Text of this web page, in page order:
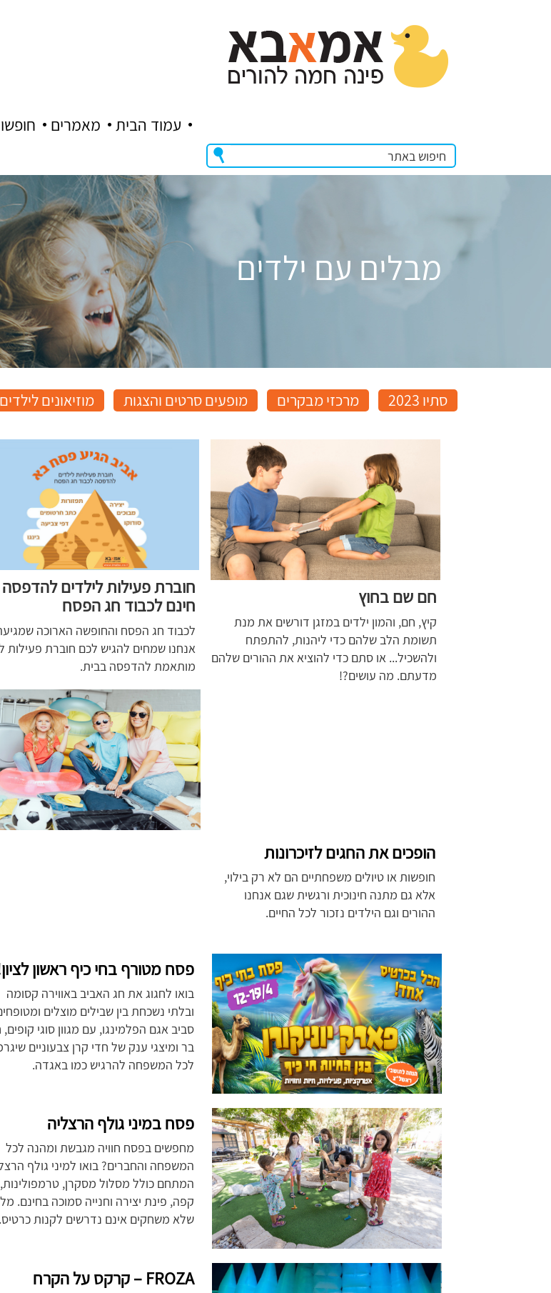
מאמרים עמוד הבית
מבלים עם ילדים
סתיו 2023 מרכזי מבקרים מופעים סרטים והצגות מוזיאונים לילדים
חם שם בחוץ
קיץ, חם, והמון ילדים במזגן דורשים את מנת
תשומת הלב שלהם כדי ליהנות, להתפתח
ולהשכיל... או סתם כדי להוציא את ההורים שלהם
מדעתם. מה עושים?!
חוברת פעילות לילדים להדפסה
חינם לכבוד חג הפסח
לכבוד חג הפסח והחופשה הארוכה
אנחנו שמחים להגיש לכם חוברת פעילות
מותאמת להדפסה בבית.
הופכים את החגים לזיכרונות
חופשות או טיולים משפחתיים הם לא רק בילוי,
אלא גם מתנה חינוכית ורגשית שגם אנחנו
ההורים וגם הילדים נזכור לכל החיים.
פסח מטורף בחי כיף ראשון
בואו לחגוג את חג האביב באווירה קסומה
ובלתי נשכחת בין שבילים מוצלים
סביב אגם הפלמינגו, עם מגוון סוגי קופים,
בר ומיצגי ענק של חדי קרן צבעוניים
לכל המשפחה להרגיש כמו באגדה.
פסח במיני גולף הרצליה
מחפשים בפסח חוויה מגבשת ומהנה לכל
המשפחה והחברים? בואו למיני גולף
המתחם כולל מסלול מסקרן,
קפה, פינת יצירה וחנייה סמוכה בחינם.
שלא משחקים אינם נדרשים לקנות כרטיס.
FROZA – קרקס על הקרח